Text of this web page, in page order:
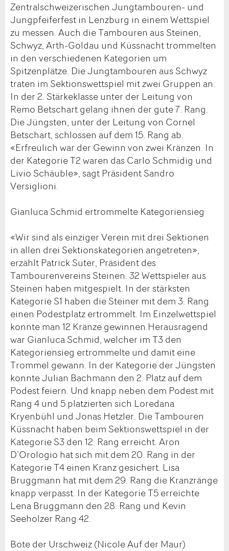
Zentralschweizerischen Jungtambouren- und
Jungpfeiferfest in Lenzburg in einem Wettspiel
zu messen. Auch die Tambouren aus Steinen,
Schwyz, Arth-Goldau und Küssnacht trommelten
in den verschiedenen Kategorien um
Spitzenplätze. Die Jungtambouren aus Schwyz
traten im Sektionswettspiel mit zwei Gruppen an.
In der 2. Stärkeklasse unter der Leitung von
Remo Betschart gelang ihnen der gute 7. Rang.
Die Jüngsten, unter der Leitung von Cornel
Betschart, schlossen auf dem 15. Rang ab.
«Erfreulich war der Gewinn von zwei Kränzen. In
der Kategorie T2 waren das Carlo Schmidig und
Livio Schäuble», sagt Präsident Sandro
Versiglioni.
Gianluca Schmid ertrommelte Kategoriensieg
«Wir sind als einziger Verein mit drei Sektionen
in allen drei Sektionskategorien angetreten»,
erzählt Patrick Suter, Präsident des
Tambourenvereins Steinen. 32 Wettspieler aus
Steinen haben mitgespielt. In der stärksten
Kategorie S1 haben die Steiner mit dem 3. Rang
einen Podestplatz ertrommelt. Im Einzelwettspiel
konnte man 12 Kränze gewinnen.Herausragend
war Gianluca Schmid, welcher im T3 den
Kategoriensieg ertrommelte und damit eine
Trommel gewann. In der Kategorie der Jüngsten
konnte Julian Bachmann den 2. Platz auf dem
Podest feiern. Und knapp neben dem Podest mit
Rang 4 und 5 platzierten sich Loredana
Kryenbühl und Jonas Hetzler. Die Tambouren
Küssnacht haben beim Sektionswettspiel in der
Kategorie S3 den 12. Rang erreicht. Aron
D’Orologio hat sich mit dem 20. Rang in der
Kategorie T4 einen Kranz gesichert. Lisa
Bruggmann hat mit dem 29. Rang die Kranzränge
knapp verpasst. In der Kategorie T5 erreichte
Lena Bruggmann den 28. Rang und Kevin
Seeholzer Rang 42.
Bote der Urschweiz (Nicole Auf der Maur)